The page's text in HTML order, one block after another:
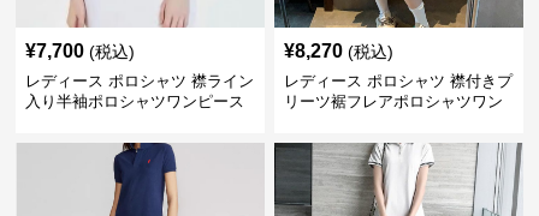
¥7,700 (税込)
レディース ポロシャツ 襟ライン
入り半袖ポロシャツワンピース
¥8,270 (税込)
レディース ポロシャツ 襟付きプ
リーツ裾フレアポロシャツワン